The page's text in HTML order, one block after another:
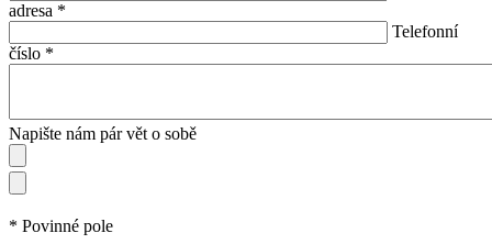
adresa *
Telefonní
číslo *
Napište nám pár vět o sobě
* Povinné pole